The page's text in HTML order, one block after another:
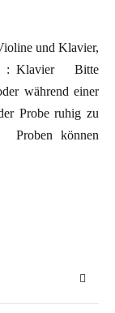
: Klavier Bitte
während einer
Probe ruhig zu
Proben können